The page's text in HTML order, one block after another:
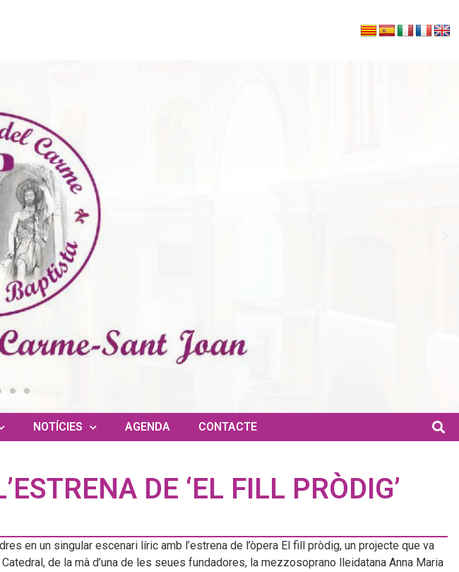
NOTÍCIES AGENDA CONTACTE
DE ‘EL FILL PRÒDIG’
en un singular escenari líric amb l’estrena de l’òpera El fill pròdig, un projecte que va
de la mà d’una de les seues fundadores, la mezzosoprano lleidatana Anna Maria